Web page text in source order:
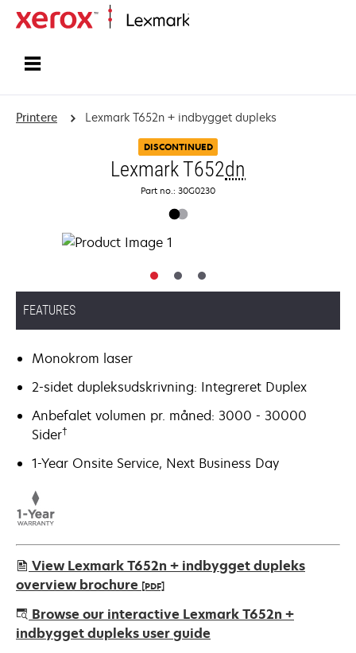
Printere Lexmark T652n + indbygget dupleks
DISCONTINUED
Lexmark T652dn
Part no.: 30G0230
FEATURES
Monokrom laser
2-sidet dupleksudskrivning: Integreret Duplex
Anbefalet volumen pr. måned: 3000 - 30000
Sider†
1-Year Onsite Service, Next Business Day
View Lexmark T652n + indbygget dupleks
overview brochure [PDF]
opens
in
Browse our interactive Lexmark T652n +
indbygget dupleks user guide